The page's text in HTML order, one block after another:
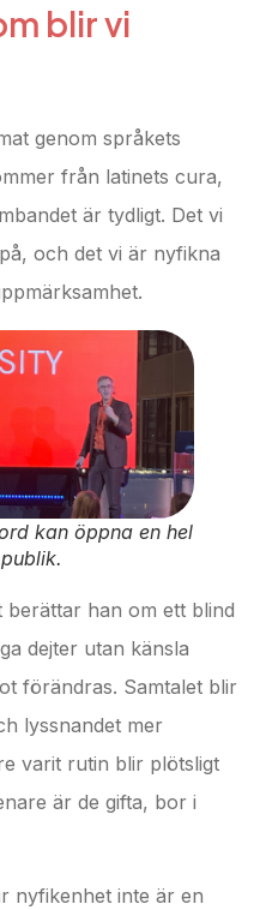
blir vi
genom språkets
från latinets cura,
är tydligt. Det vi
och det vi är nyfikna
kan öppna en hel
berättar han om ett blind
dejter utan känsla
förändras. Samtalet blir
lyssnandet mer
varit rutin blir plötsligt
är de gifta, bor i
nyfikenhet inte är en